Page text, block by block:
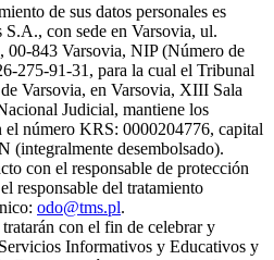
de sus datos personales es
con sede en Varsovia, ul.
00-843 Varsovia, NIP (Número de
275-91-31, para la cual el Tribunal
Varsovia, en Varsovia, XIII Sala
Judicial, mantiene los
el número KRS: 0000204776, capital
(integralmente desembolsado).
con el responsable de protección
responsable del tratamiento
odo@tms.pl.
tratarán con el fin de celebrar y
Informativos y Educativos y